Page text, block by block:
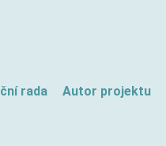
rada Autor projektu